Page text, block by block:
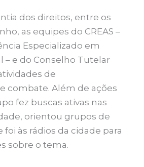
dos direitos, entre os
as equipes do CREAS –
Especializado em
– e do Conselho Tutelar
de
combate. Além de ações
fez buscas ativas nas
orientou grupos de
foi às rádios da cidade para
sobre o tema.